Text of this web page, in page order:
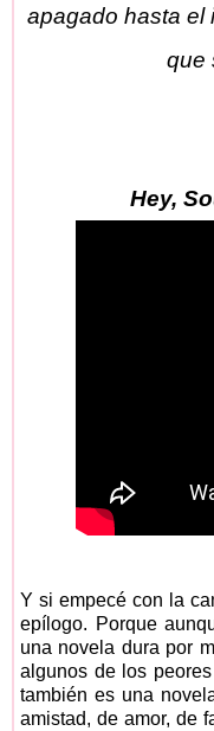
apagado hasta el
que
Hey,
Y si empecé con la
epílogo. Porque
una novela dura por
algunos de los
también es una
amistad, de amor, de